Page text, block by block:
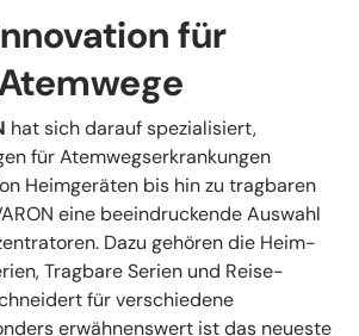
für
hat sich darauf spezialisiert,
für Atemwegserkrankungen
Heimgeräten bis hin zu tragbaren
eine beeindruckende Auswahl
Dazu gehören die Heim-
Tragbare Serien und Reise-
für verschiedene
erwähnenswert ist das neueste